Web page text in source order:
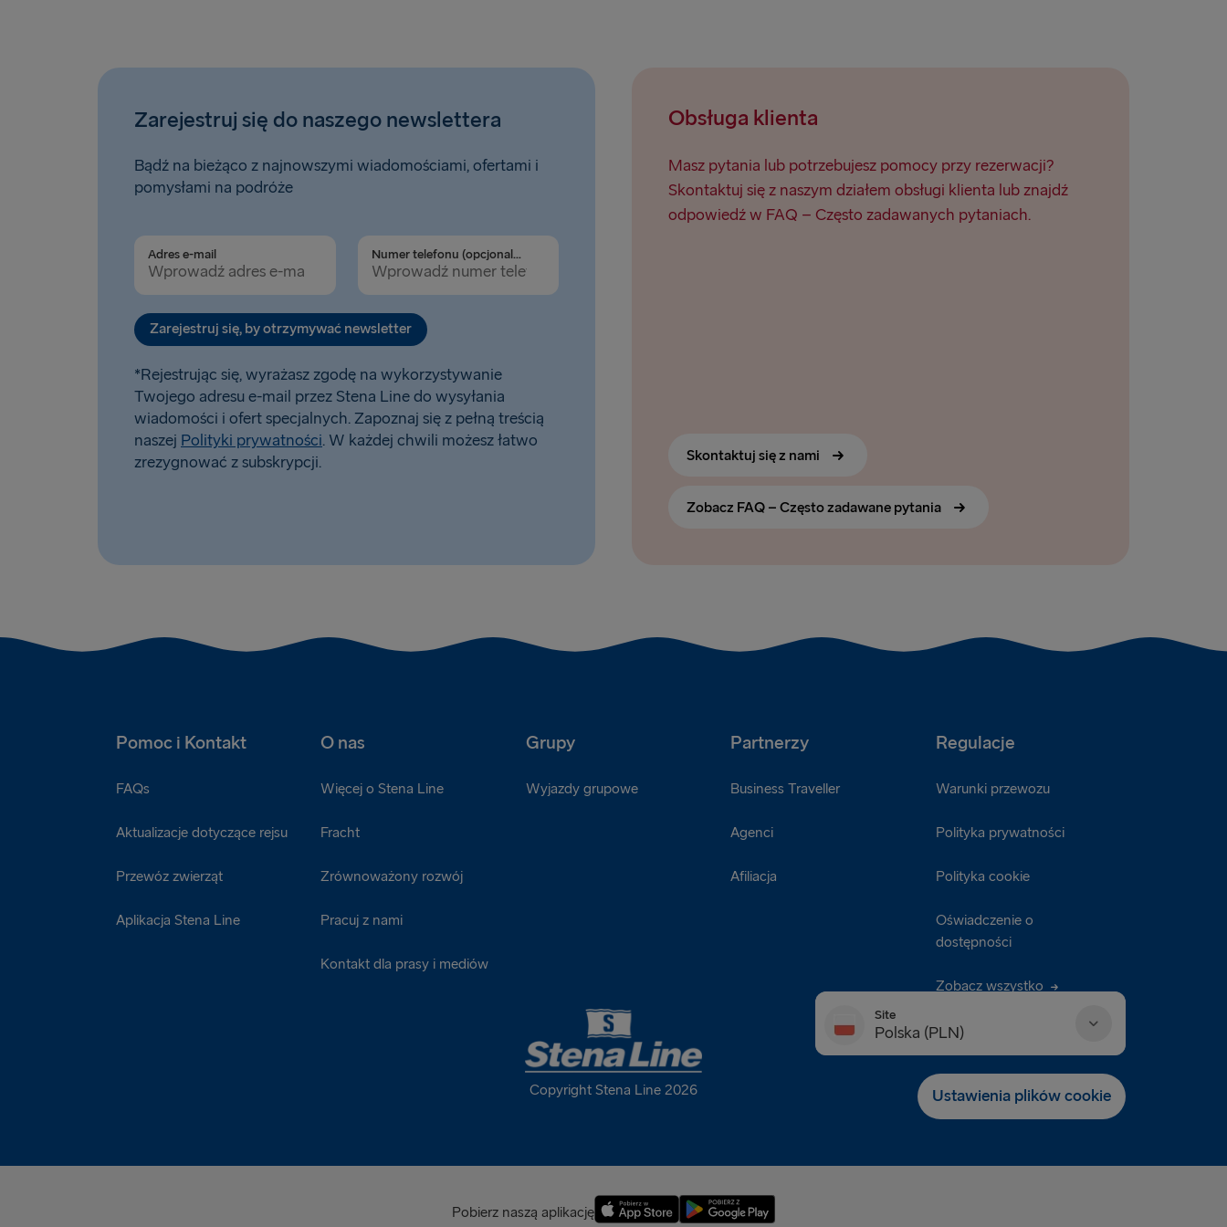
Zarejestruj się do naszego newslettera
Bądź na bieżąco z najnowszymi wiadomościami, ofertami i
pomysłami na podróże
Adres e-mail Numer telefonu (opcjonalnie)
Zarejestruj się, by otrzymywać newsletter
*Rejestrując się, wyrażasz zgodę na wykorzystywanie
Twojego adresu e-mail przez Stena Line do wysyłania
wiadomości i ofert specjalnych. Zapoznaj się z pełną treścią
naszej Polityki prywatności. W każdej chwili możesz łatwo
zrezygnować z subskrypcji.
Obsługa klienta
Masz pytania lub potrzebujesz pomocy przy rezerwacji?
Skontaktuj się z naszym działem obsługi klienta lub znajdź
odpowiedź w FAQ – Często zadawanych pytaniach.
Skontaktuj się z nami
Zobacz FAQ – Często zadawane pytania
Pomoc i Kontakt O nas Grupy Partnerzy Regulacje
FAQs
Aktualizacje dotyczące rejsu
Przewóz zwierząt
Aplikacja Stena Line
Więcej o Stena Line
Fracht
Zrównoważony rozwój
Pracuj z nami
Kontakt dla prasy i mediów
Wyjazdy grupowe Business Traveller
Agenci
Afiliacja
Warunki przewozu
Polityka prywatności
Polityka cookie
Oświadczenie o
dostępności
Zobacz wszystko
Copyright Stena Line 2026
Site
Polska (PLN)
Danmark (DKK)
Deutschland (EUR)
Eesti (EUR)
Ustawienia plików cookie
Pobierz naszą aplikację